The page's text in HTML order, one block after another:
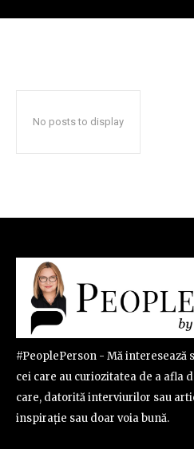
No posts to display
#PeoplePerson - Mă interesează
cei care au curiozitatea de a afla
care, datorită interviurilor sau
inspirație sau doar voia bună.